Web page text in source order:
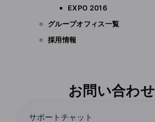
EXPO 2016
グループオフィス一覧
採用情報
お問い合わせ
サポートチャット